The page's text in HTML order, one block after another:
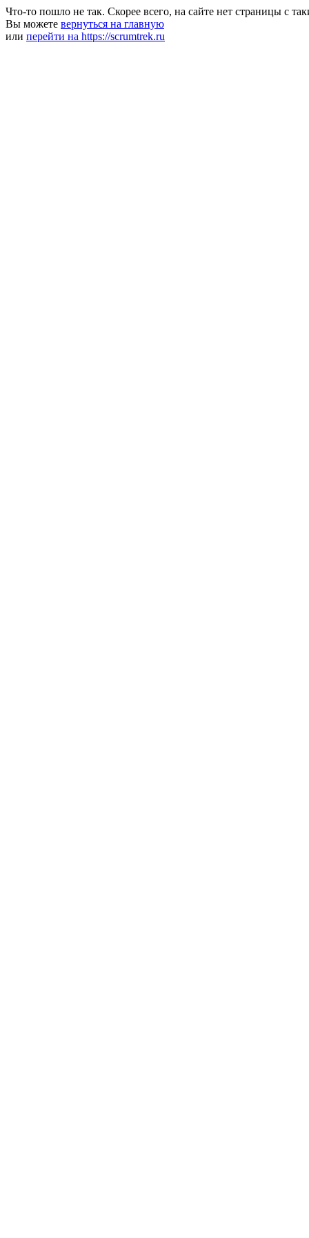
Что-то пошло не так. Скорее всего, на сайте нет страницы с
Вы можете вернуться на главную
или перейти на https://scrumtrek.ru